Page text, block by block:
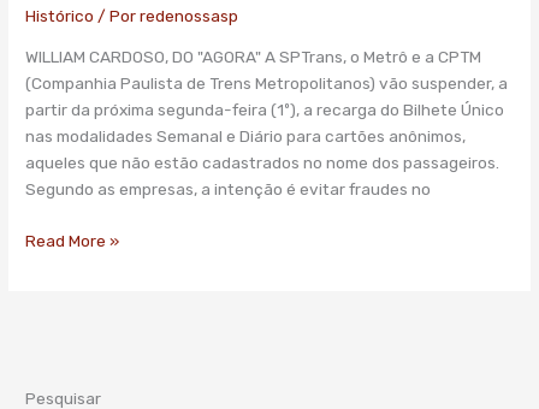
Histórico / Porredenossasp
WILLIAM CARDOSO, DO "AGORA" A SPTrans, o Metrô e a CPTM
(Companhia Paulista de Trens Metropolitanos) vão suspender, a
partir da próxima segunda-feira (1º), a recarga do Bilhete Único
nas modalidades Semanal e Diário para cartões anônimos,
aqueles que não estão cadastrados no nome dos passageiros.
Segundo as empresas, a intenção é evitar fraudes no
recarga
em
SP
a
partir
de
segunda
Read More »
Pesquisar